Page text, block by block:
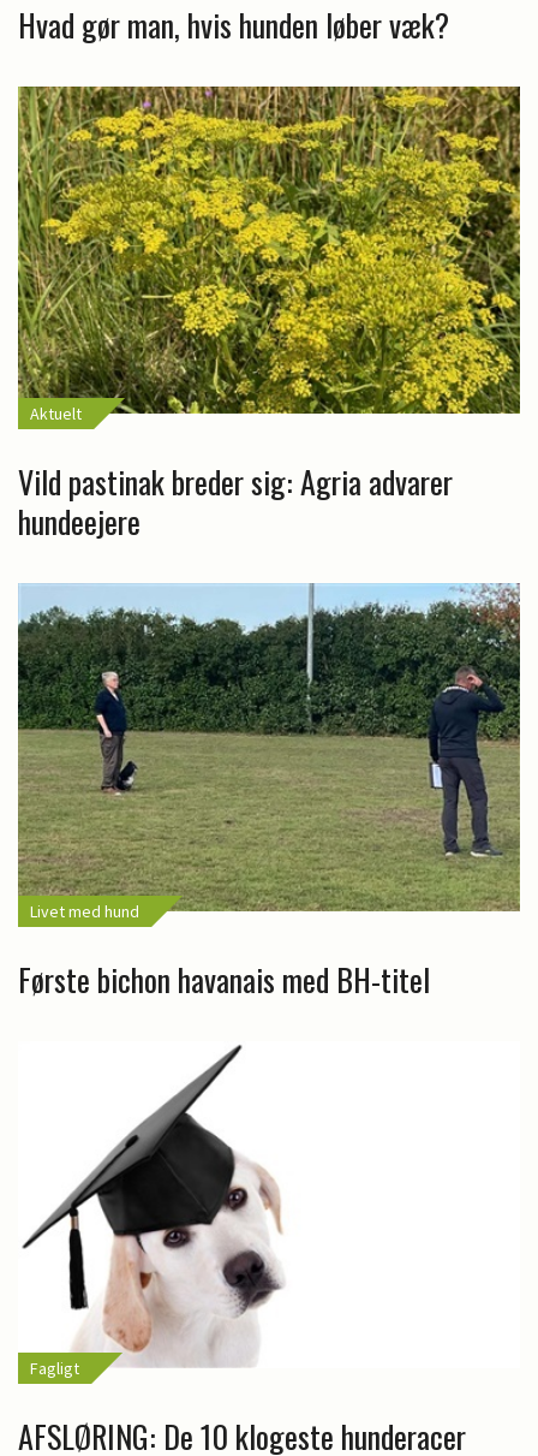
Hvad gør man, hvis hunden løber væk?
Aktuelt
Vild pastinak breder sig: Agria advarer
hundeejere
Livet med hund
Første bichon havanais med BH-titel
Fagligt
AFSLØRING: De 10 klogeste hunderacer